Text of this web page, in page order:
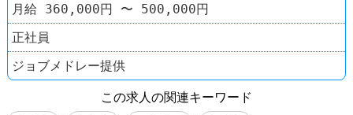
月給 360,000円 〜 500,000円
正社員
ジョブメドレー提供
この求人の関連キーワード